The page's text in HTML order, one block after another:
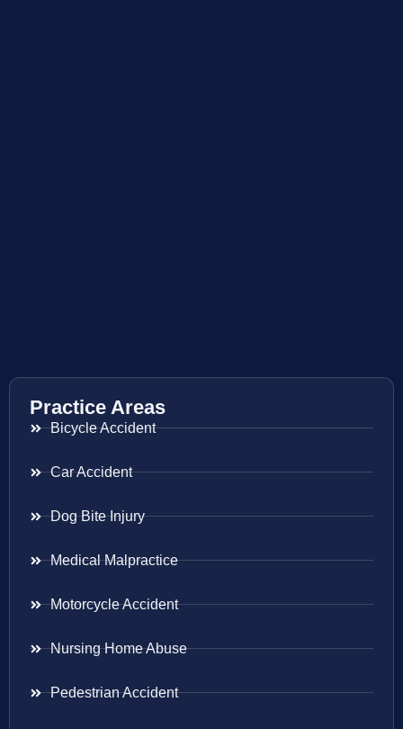
Practice Areas
Bicycle Accident
Car Accident
Dog Bite Injury
Medical Malpractice
Motorcycle Accident
Nursing Home Abuse
Pedestrian Accident